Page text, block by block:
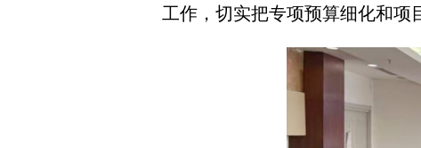
工作，切实把专项预算细化和项